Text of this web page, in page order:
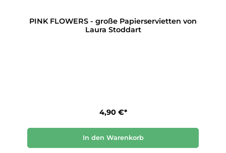
PINK FLOWERS - große Papierservietten von
Laura Stoddart
4,90 €*
In den Warenkorb